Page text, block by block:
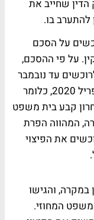
שחייב את
להתערב בו.
חתמו הרוכשים על הסכם
על פי ההסכם,
עד נובמבר
2019, ואולם בפועל היא נמסרה רק באפריל 2020, כלומר
קבע בית משפט
המהווה הפרת
את הפיצוי
במקרה, והגישו
המחוזי.